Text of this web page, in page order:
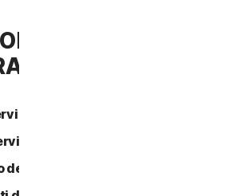
2 - CONDIZIONI
DEL SERVIZIO
Servizio.